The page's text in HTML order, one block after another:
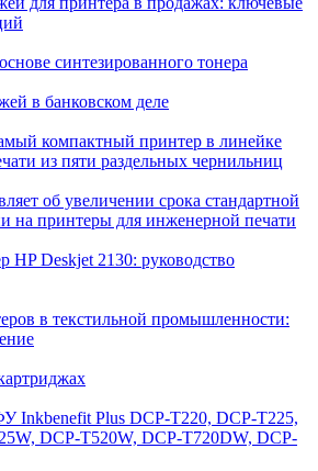
синтезированного тонера
в банковском деле
компактный принтер в линейке
из пяти раздельных чернильниц
об увеличении срока стандартной
на принтеры для инженерной печати
HP Deskjet 2130: руководство
в текстильной промышленности:
Inkbenefit Plus DCP-T220, DCP-T225,
DCP-T520W, DCP-T720DW, DCP-